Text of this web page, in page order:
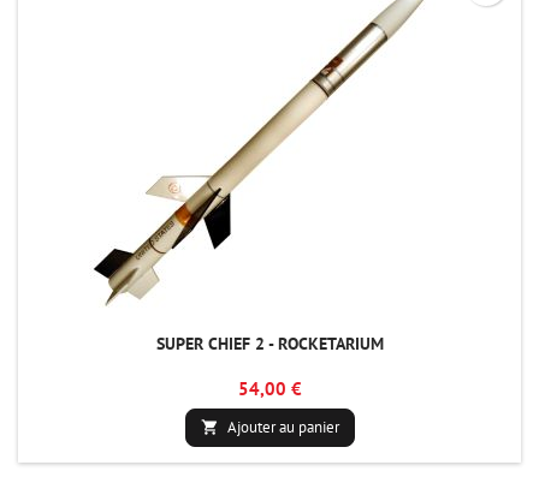
SUPER CHIEF 2 - ROCKETARIUM
54,00 €
 Ajouter au panier